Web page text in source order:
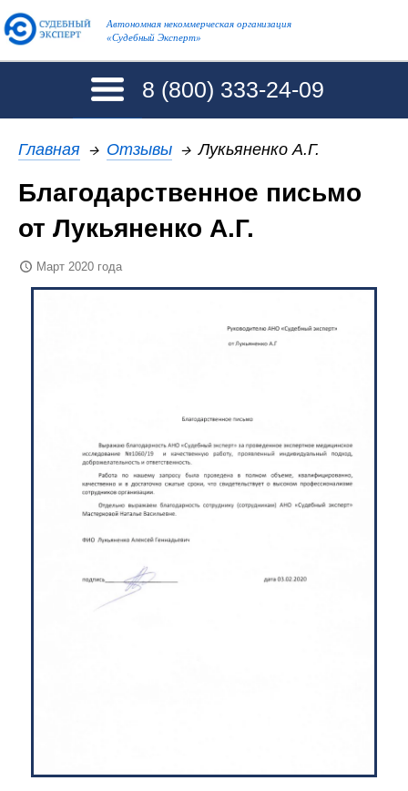
Автономная некоммерческая организация
«Судебный Эксперт»
8 (800) 333-24-09
Главная → Отзывы → Лукьяненко А.Г.
Благодарственное письмо
от Лукьяненко А.Г.
Март 2020 года